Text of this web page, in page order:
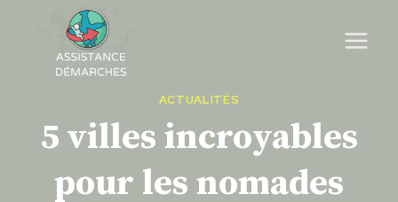
content
ACTUALITÉS
5 villes incroyables
pour les nomades